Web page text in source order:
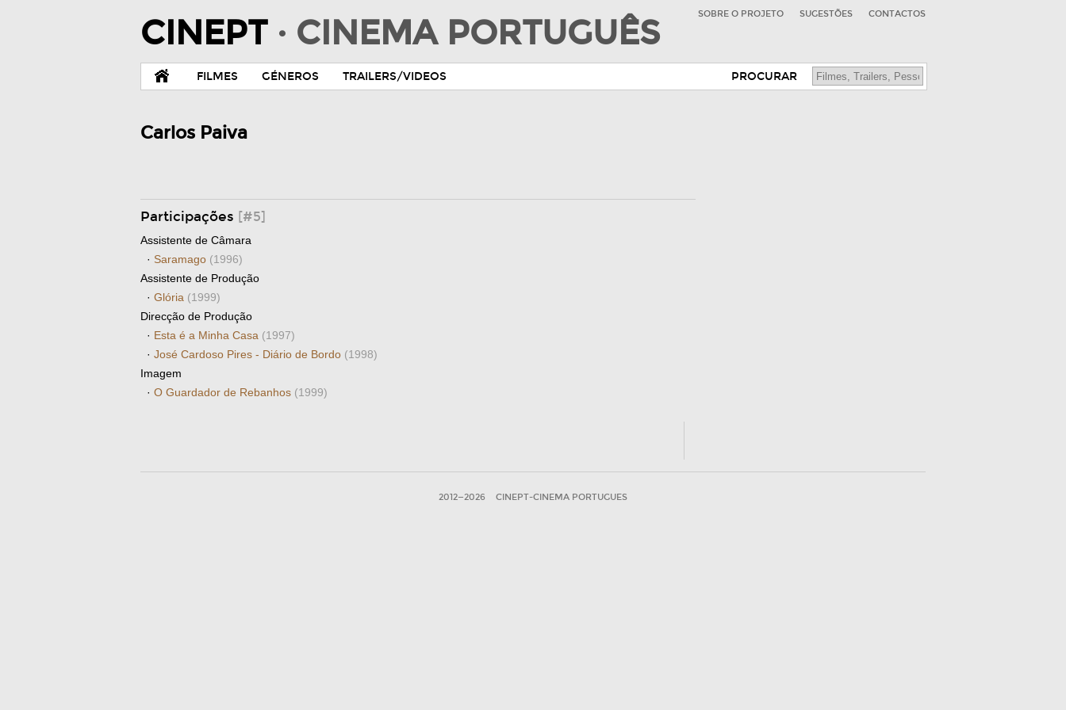
CINEPT · CINEMA PORTUGUÊS SOBRE O PROJETO SUGESTÕES CONTACTOS
FILMES GÉNEROS TRAILERS/VIDEOS PROCURAR
Carlos Paiva
Participações [#5]
Assistente de Câmara
· Saramago (1996)
Assistente de Produção
· Glória (1999)
Direcção de Produção
· Esta é a Minha Casa (1997)
· José Cardoso Pires - Diário de Bordo (1998)
Imagem
· O Guardador de Rebanhos (1999)
2012—2026 CINEPT-CINEMA PORTUGUES